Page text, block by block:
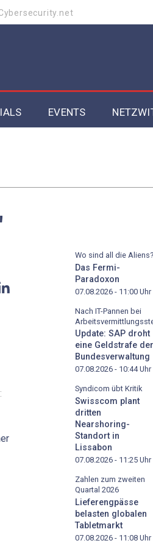
Intelligence 2025
EVENTS
Wo sind all die Aliens?
Das Fermi-
Paradoxon
07.08.2026 - 11:00 Uhr
Nach IT-Pannen bei
Update: SAP droht
eine Geldstrafe der
Bundesverwaltung
07.08.2026 - 10:44Uhr
Syndicom übt Kritik
Swisscom plant
dritten
Nearshoring-
Standort in
Lissabon
07.08.2026 - 11:25 Uhr
Zahlen zum zweiten
Quartal 2026
Lieferengpässe
belasten globalen
Tabletmarkt
07.08.2026 - 11:08 Uhr